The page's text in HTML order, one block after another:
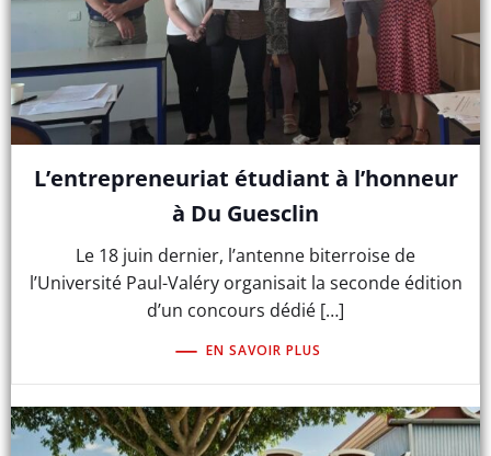
L’entrepreneuriat étudiant à l’honneur
à Du Guesclin
Le 18 juin dernier, l’antenne biterroise de
l’Université Paul-Valéry organisait la seconde édition
d’un concours dédié […]
EN SAVOIR PLUS